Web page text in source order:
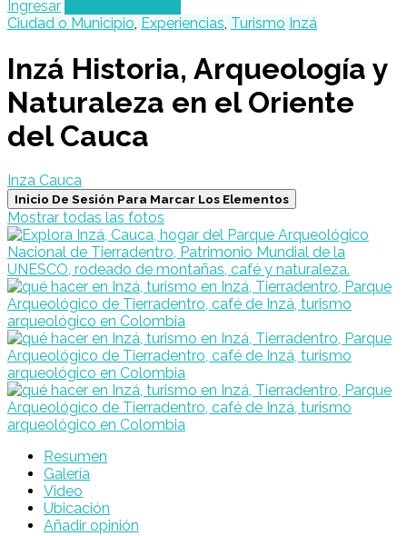
Ingresar
Ciudad o Municipio, Experiencias, Turismo Inzá
Inzá Historia, Arqueología y
Naturaleza en el Oriente
del Cauca
Inza Cauca
Inicio De Sesión Para Marcar Los Elementos
Mostrar todas las fotos
Resumen
Galería
Video
Ubicación
Añadir opinión